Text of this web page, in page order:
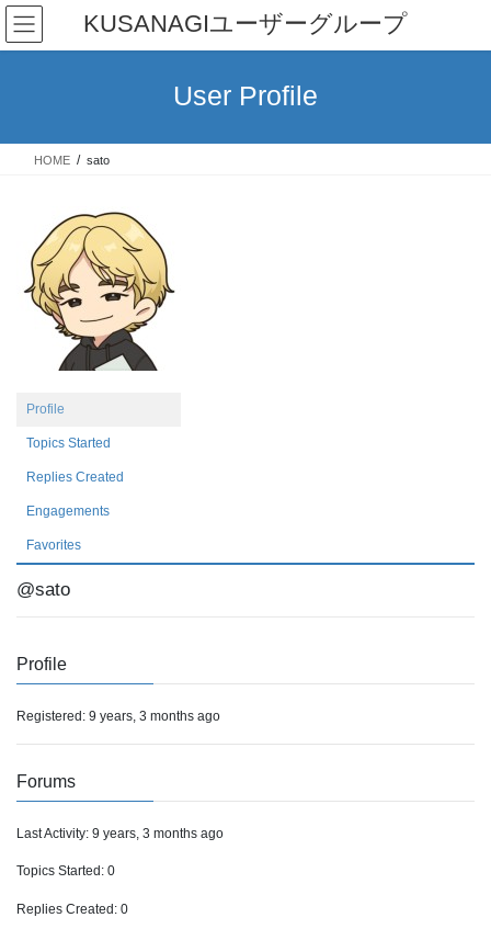
Skip
the
Skip
the
KUSANAGIユーザーグループ
User Profile
HOME sato
Profile
Topics Started
Replies Created
Engagements
Favorites
@sato
Profile
Registered: 9 years, 3 months ago
Forums
Last Activity: 9 years, 3 months ago
Topics Started: 0
Replies Created: 0